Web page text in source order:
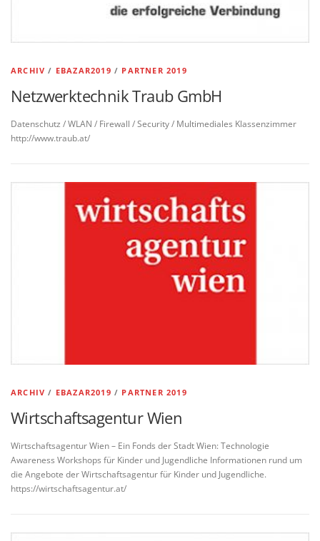
ARCHIV / EBAZAR2019 / PARTNER 2019
Netzwerktechnik Traub GmbH
Datenschutz / WLAN / Firewall / Security / Multimediales Klassenzimmer
http://www.traub.at/
ARCHIV / EBAZAR2019 / PARTNER 2019
Wirtschaftsagentur Wien
Wirtschaftsagentur Wien – Ein Fonds der Stadt Wien: Technologie
Awareness Workshops für Kinder und Jugendliche Informationen rund um
die Angebote der Wirtschaftsagentur für Kinder und Jugendliche.
https://wirtschaftsagentur.at/